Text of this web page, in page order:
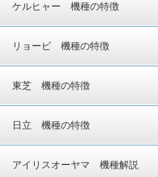
ケルヒャー 機種の特徴
リョービ 機種の特徴
東芝 機種の特徴
日立 機種の特徴
アイリスオーヤマ 機種解説